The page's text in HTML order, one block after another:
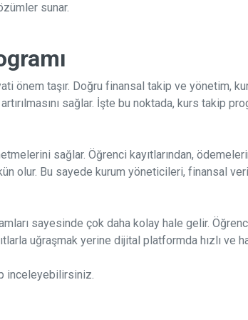
sunar.
önem taşır. Doğru finansal takip ve yönetim,
sağlar. İşte bu noktada, kurs takip
sağlar. Öğrenci kayıtlarından,
olur. Bu sayede kurum yöneticileri, finansal
sayesinde çok daha kolay hale gelir.
uğraşmak yerine dijital platformda hızlı ve
inceleyebilirsiniz.